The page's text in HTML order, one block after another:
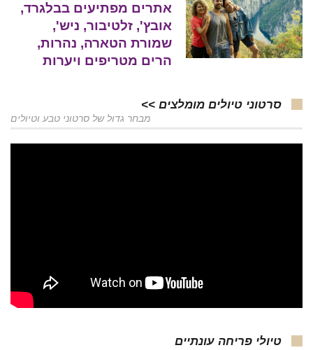
אתרים מפתיעים בבלגרד,
אובץ', זלטיבור, ניש',
שמורת הטארה, נהרות,
הרים מטריפים ויערות
סרטוני טיולים מומלצים >>
מבחר גדול של סרטוני טבע וטיולים
טיולי פריחה עונתיים